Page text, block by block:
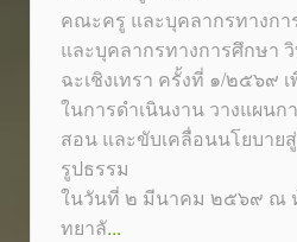
คณะครู และบุคลากรทางก
และบุคลากรทางการศึกษา
ฉะเชิงเทรา ครั้งที่ ๑/๒๕๖๙
ในการดำเนินงาน วางแผนก
สอน และขับเคลื่อนนโยบาย
รูปธรรม
ในวันที่ ๒ มีนาคม ๒๕๖๙ ณ
ทยาลั...